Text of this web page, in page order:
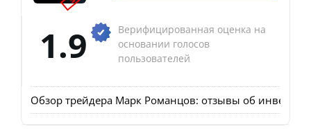
1.9
Верифицированная оценка на
основании голосов
пользователей
Обзор трейдера Марк Романцов: отзывы об